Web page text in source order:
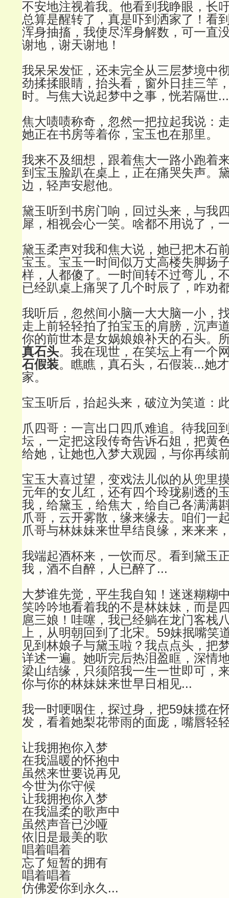
不安地注视着我。他看到我睁眼，长
总算是醒转了，真是吓到洒家了！看
浑身抽搐，我使尽浑身解数，可一直
谢地，谢天谢地！
我呆呆发怔，还未完全从三层梦境中
劲揉揉眼睛，抬头看，窗外日挂三竿
时。与焦大说起梦中之事，恍若隔世...
焦大啧啧称奇，忽然一把拉起我说：
她正在书房等着你，宝玉也在那里。
我来不及细想，跟着焦大一路小跑着
到宝玉脸趴在桌上，正在痛哭失声。
边，轻声安慰他。
黛玉听到书房门响，回过头来，与我
犀，相视会心一笑。啥都不用说了，
黛玉柔声对我和焦大说，她已把木石
宝玉。宝玉一时间似万丈高楼失脚扬
样，人都傻了。一时间转不过弯儿，
已经趴桌上痛哭了几个时辰了，咋劝
我听后，忽然间小脑一大大脑一小，
走上前轻轻拍了拍宝玉的肩膀，沉声
你的前世本是女娲娘娘补天的石头。
真石头。我在现世，在笑坛上有一个
石假装。瞧瞧，真石头，石假装...她
家。
宝玉听后，抬起头来，破泣为笑道：
爪四哥：一言出口四爪难追。待我回
坛，一定把这段传奇告诉石姐，把黄
给她，让她也入梦大观园，与你再续
宝玉大喜过望，变戏法儿似的从兜里
元年的女儿红，还有四个玲珑剔透的
我，给黛玉，给焦大，给自己各满满
爪哥，云开雾散，缘来缘去。咱们一
爪哥与林妹妹来世早结良缘，来来来
我端起酒杯来，一饮而尽。看到黛玉
我，酒不自醉，人已醉了...
大梦谁先觉，平生我自知！迷迷糊糊
笑吟吟地看着我的不是林妹妹，而是
扈三娘！哇噻，我已经躺在龙门客栈
上，从明朝回到了北宋。59妹抿嘴笑
见到林娘子与黛玉啦？我点点头，把
详述一遍。她听完后热泪盈眶，深情
梁山结缘，只须陪我一生一世即可，
你与你的林妹妹来世早日相见...
我一时哽咽住，探过身，把59妹揽在
发，看着她梨花带雨的面庞，嘴唇轻
让我拥抱你入梦
在我温暖的怀抱中
虽然来世要说再见
今世为你守候
让我拥抱你入梦
在我温柔的歌声中
虽然声音已沙哑
依旧是最美的歌
唱着唱着
忘了短暂的拥有
唱着唱着
仿佛爱你到永久...